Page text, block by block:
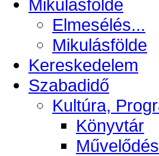
Mikulásfölde
Elmesélés...
Mikulásfölde
Kereskedelem
Szabadidő
Kultúra,
Könyvtár